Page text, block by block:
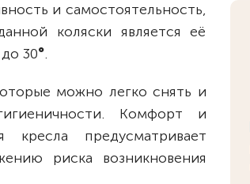
и самостоятельность,
коляски является её
до 30°.
можно легко снять и
Комфорт и
кресла предусматривает
риска возникновения